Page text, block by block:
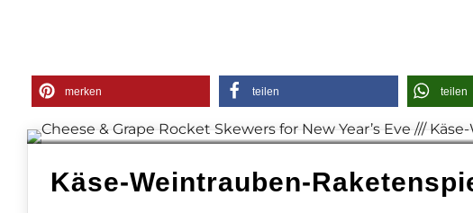
merken teilen teilen
Käse-Weintrauben-